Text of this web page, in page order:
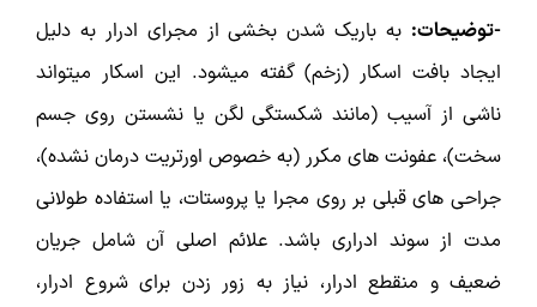
-توضیحات: به باریک شدن بخشی از مجرای ادرار به دلیل
ایجاد بافت اسکار (زخم) گفته میشود. این اسکار میتواند
ناشی از آسیب (مانند شکستگی لگن یا نشستن روی جسم
سخت)، عفونت های مکرر (به خصوص اورتریت درمان نشده)،
جراحی های قبلی بر روی مجرا یا پروستات، یا استفاده طولانی
مدت از سوند ادراری باشد. علائم اصلی آن شامل جریان
ضعیف و منقطع ادرار، نیاز به زور زدن برای شروع ادرار،